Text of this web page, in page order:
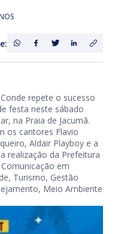
repete o sucesso
festa neste sábado
na Praia de Jacumã.
os cantores Flavio
Aldair Playboy e a
realização da Prefeitura
em
Turismo, Gestão
Meio Ambiente